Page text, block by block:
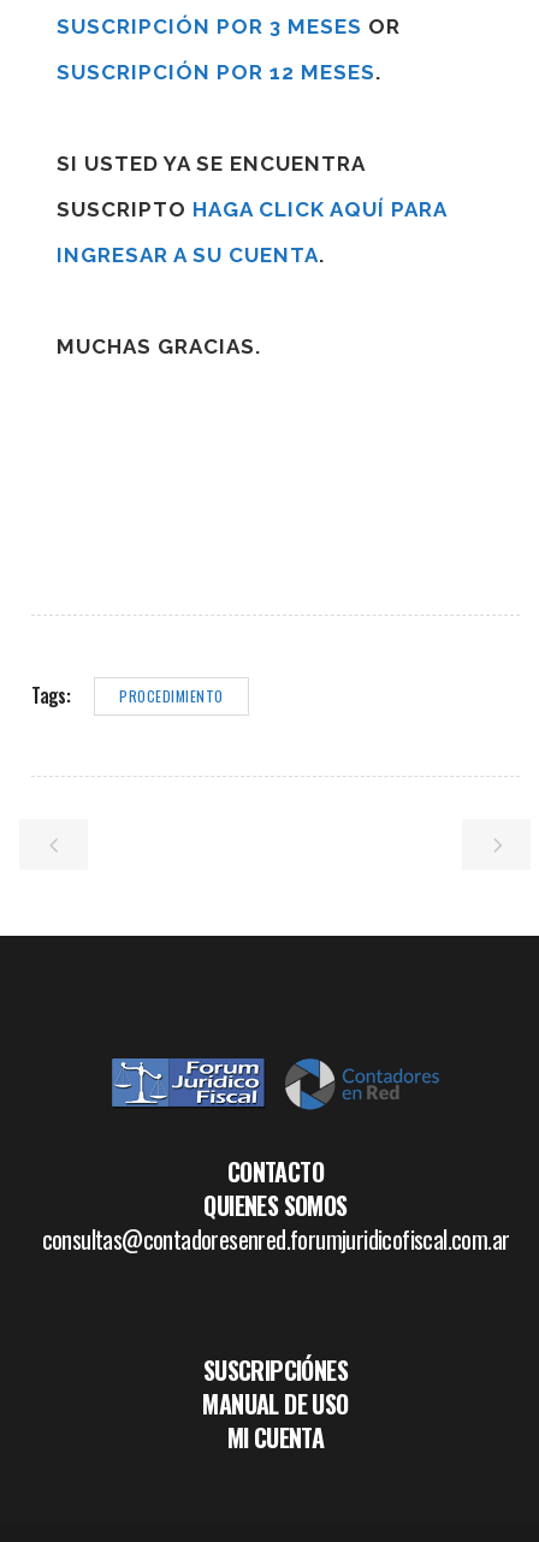
SUSCRIPCIÓN POR 3 MESES OR
SUSCRIPCIÓN POR 12 MESES.
SI USTED YA SE ENCUENTRA
SUSCRIPTO HAGA CLICK AQUÍ PARA
INGRESAR A SU CUENTA.
MUCHAS GRACIAS.
Tags: PROCEDIMIENTO
CONTACTO
QUIENES SOMOS
consultas@contadoresenred.forumjuridicofiscal.com.ar
SUSCRIPCIÓNES
MANUAL DE USO
MI CUENTA